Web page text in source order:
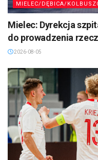
MIELEC/DĘBICA/
Mielec: Dyrekcja
do prowadzenia
2026-08-05